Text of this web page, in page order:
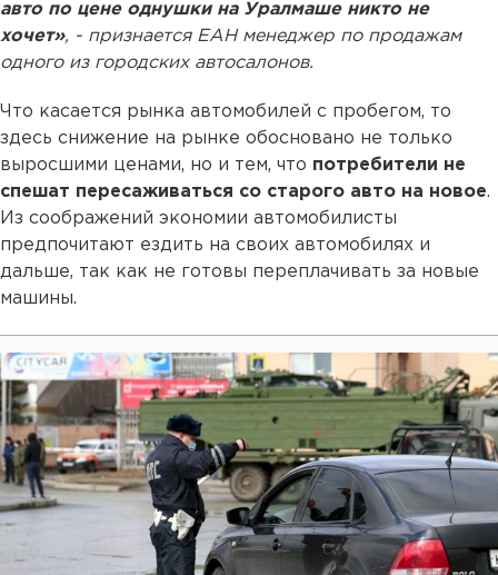
авто по цене однушки на Уралмаше никто не
хочет», - признается ЕАН менеджер по продажам
одного из городских автосалонов.
Что касается рынка автомобилей с пробегом, то
здесь снижение на рынке обосновано не только
выросшими ценами, но и тем, что потребители не
спешат пересаживаться со старого авто на новое.
Из соображений экономии автомобилисты
предпочитают ездить на своих автомобилях и
дальше, так как не готовы переплачивать за новые
машины.